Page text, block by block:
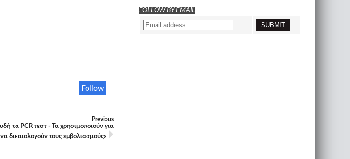
Follow
Previous
τα PCR τεστ - Τα χρησιμοποιούν για
να δικαιολογούν τους εμβολιασμούς»
FOLLOW BY EMAIL